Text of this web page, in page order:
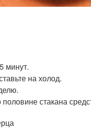
минут.
на холод.
стакана